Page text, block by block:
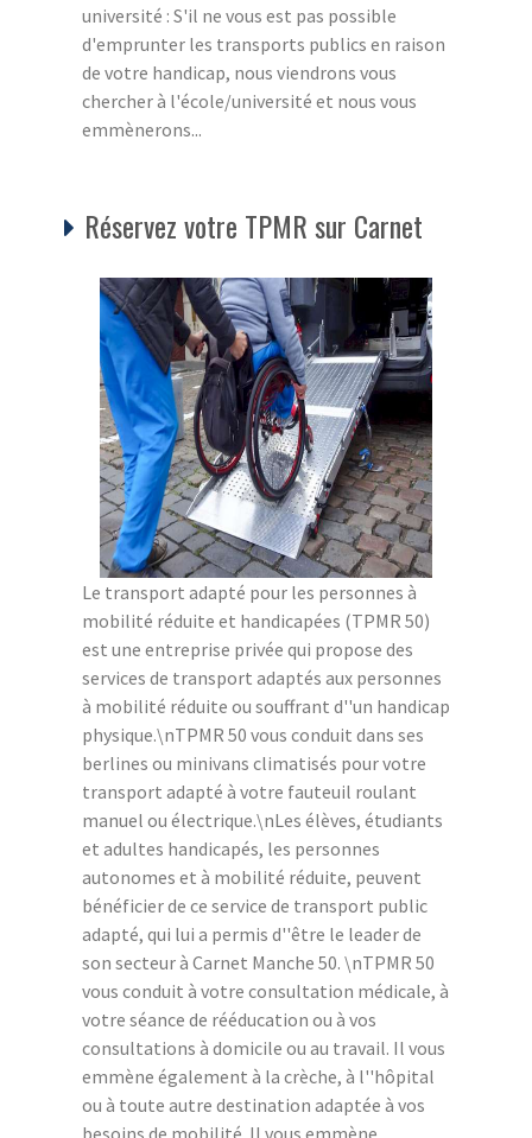
université : S'il ne vous est pas possible
d'emprunter les transports publics en raison
de votre handicap, nous viendrons vous
chercher à l'école/université et nous vous
emmènerons...
Réservez votre TPMR sur Carnet
Le transport adapté pour les personnes à
mobilité réduite et handicapées (TPMR 50)
est une entreprise privée qui propose des
services de transport adaptés aux personnes
à mobilité réduite ou souffrant d''un handicap
physique.\nTPMR 50 vous conduit dans ses
berlines ou minivans climatisés pour votre
transport adapté à votre fauteuil roulant
manuel ou électrique.\nLes élèves, étudiants
et adultes handicapés, les personnes
autonomes et à mobilité réduite, peuvent
bénéficier de ce service de transport public
adapté, qui lui a permis d''être le leader de
son secteur à Carnet Manche 50. \nTPMR 50
vous conduit à votre consultation médicale, à
votre séance de rééducation ou à vos
consultations à domicile ou au travail. Il vous
emmène également à la crèche, à l''hôpital
ou à toute autre destination adaptée à vos
besoins de mobilité. Il vous emmène